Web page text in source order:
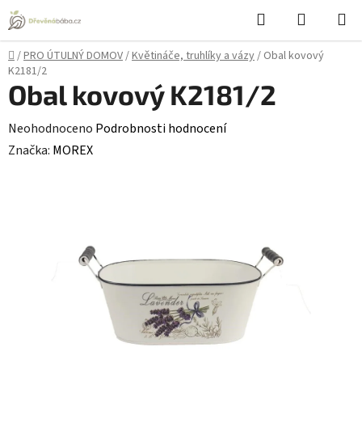
Přejít
na
obsah
Hledat
KOŠÍK
Domů
/PRO ÚTULNÝ DOMOV/Květináče, truhlíky a vázy/ Obal kovový
K2181/2
Obal kovový K2181/2
Průměrné
hodnocení
Neohodnoceno Podrobnosti hodnocení
Značka: MOREX